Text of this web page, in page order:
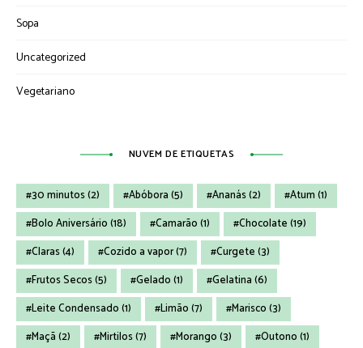
Sopa
Uncategorized
Vegetariano
NUVEM DE ETIQUETAS
30 minutos(2) Abóbora(5) Ananás(2) Atum(1)
Bolo Aniversário(18) Camarão(1) Chocolate(19)
Claras(4) Cozido a vapor(7) Curgete(3)
Frutos Secos(5) Gelado(1) Gelatina(6)
Leite Condensado(1) Limão(7) Marisco(3)
Maçã(2) Mirtilos(7) Morango(3) Outono(1)